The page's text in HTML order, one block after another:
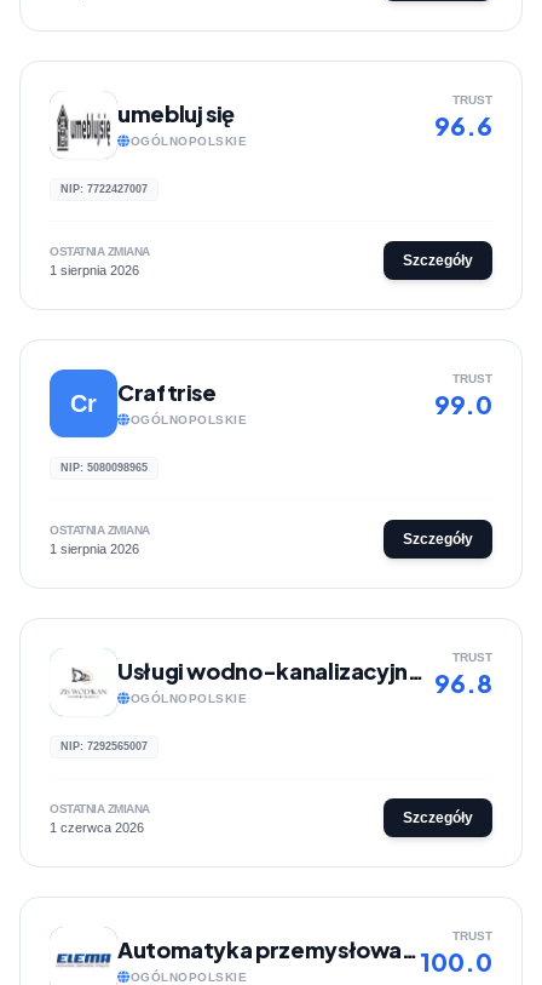
umebluj się
OGÓLNOPOLSKIE
TRUST
96.6
NIP: 7722427007
OSTATNIA ZMIANA
1 sierpnia 2026
Szczegóły
Cr Craftrise
OGÓLNOPOLSKIE
TRUST
99.0
NIP: 5080098965
OSTATNIA ZMIANA
1 sierpnia 2026
Szczegóły
Usługi wodno-kanalizacyjne | Z.I.S WOD-KAN Dominik Bluszcz
OGÓLNOPOLSKIE
TRUST
96.8
NIP: 7292565007
OSTATNIA ZMIANA
1 czerwca 2026
Szczegóły
Automatyka przemysłowa, automatyzacja produkcji | ELEMA
OGÓLNOPOLSKIE
TRUST
100.0